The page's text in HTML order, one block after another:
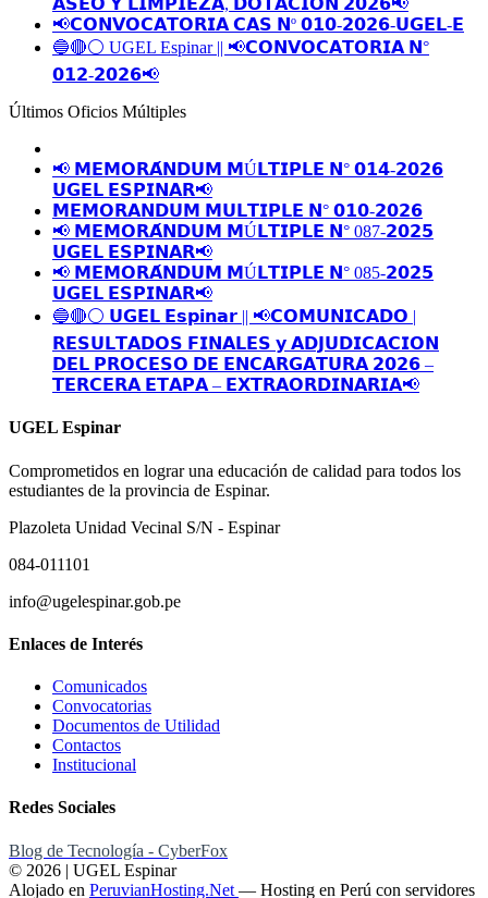
𝗔𝗦𝗘𝗢 𝗬 𝗟𝗜𝗠𝗣𝗜𝗘𝗭𝗔, 𝗗𝗢𝗧𝗔𝗖𝗜𝗢́𝗡 𝟮𝟬𝟮𝟲📢
📢𝗖𝗢𝗡𝗩𝗢𝗖𝗔𝗧𝗢𝗥𝗜𝗔 𝗖𝗔𝗦 𝗡º 𝟬𝟭𝟬-𝟮𝟬𝟮𝟲-𝗨𝗚𝗘𝗟-𝗘
🔵🔴⚪️ UGEL Espinar || 📢𝗖𝗢𝗡𝗩𝗢𝗖𝗔𝗧𝗢𝗥𝗜𝗔 𝗡°
𝟬𝟭𝟮-𝟮𝟬𝟮𝟲📢
Últimos Oficios Múltiples
📢 𝗠𝗘𝗠𝗢𝗥𝗔́𝗡𝗗𝗨𝗠 𝗠Ú𝗟𝗧𝗜𝗣𝗟𝗘 𝗡° 𝟬𝟭𝟰-𝟮𝟬𝟮𝟲
𝗨𝗚𝗘𝗟 𝗘𝗦𝗣𝗜𝗡𝗔𝗥📢
𝗠𝗘𝗠𝗢𝗥𝗔𝗡𝗗𝗨𝗠 𝗠𝗨𝗟𝗧𝗜𝗣𝗟𝗘 𝗡° 𝟬𝟭𝟬-𝟮𝟬𝟮𝟲
📢 𝗠𝗘𝗠𝗢𝗥𝗔́𝗡𝗗𝗨𝗠 𝗠Ú𝗟𝗧𝗜𝗣𝗟𝗘 𝗡° 087-𝟮𝟬𝟮𝟱
𝗨𝗚𝗘𝗟 𝗘𝗦𝗣𝗜𝗡𝗔𝗥📢
📢 𝗠𝗘𝗠𝗢𝗥𝗔́𝗡𝗗𝗨𝗠 𝗠Ú𝗟𝗧𝗜𝗣𝗟𝗘 𝗡° 085-𝟮𝟬𝟮𝟱
𝗨𝗚𝗘𝗟 𝗘𝗦𝗣𝗜𝗡𝗔𝗥📢
🔵🔴⚪️ 𝗨𝗚𝗘𝗟 𝗘𝘀𝗽𝗶𝗻𝗮𝗿 || 📢𝗖𝗢𝗠𝗨𝗡𝗜𝗖𝗔𝗗𝗢 |
𝗥𝗘𝗦𝗨𝗟𝗧𝗔𝗗𝗢𝗦 𝗙𝗜𝗡𝗔𝗟𝗘𝗦 𝘆 𝗔𝗗𝗝𝗨𝗗𝗜𝗖𝗔𝗖𝗜𝗢𝗡
𝗗𝗘𝗟 𝗣𝗥𝗢𝗖𝗘𝗦𝗢 𝗗𝗘 𝗘𝗡𝗖𝗔𝗥𝗚𝗔𝗧𝗨𝗥𝗔 𝟮𝟬𝟮𝟲 –
𝗧𝗘𝗥𝗖𝗘𝗥𝗔 𝗘𝗧𝗔𝗣𝗔 – 𝗘𝗫𝗧𝗥𝗔𝗢𝗥𝗗𝗜𝗡𝗔𝗥𝗜𝗔📢
UGEL Espinar
Comprometidos en lograr una educación de calidad para todos los
estudiantes de la provincia de Espinar.
Plazoleta Unidad Vecinal S/N - Espinar
084-011101
info@ugelespinar.gob.pe
Enlaces de Interés
Comunicados
Convocatorias
Documentos de Utilidad
Contactos
Institucional
Redes Sociales
Blog de Tecnología - CyberFox
© 2026 | UGEL Espinar
Alojado en PeruvianHosting.Net — Hosting en Perú con servidores